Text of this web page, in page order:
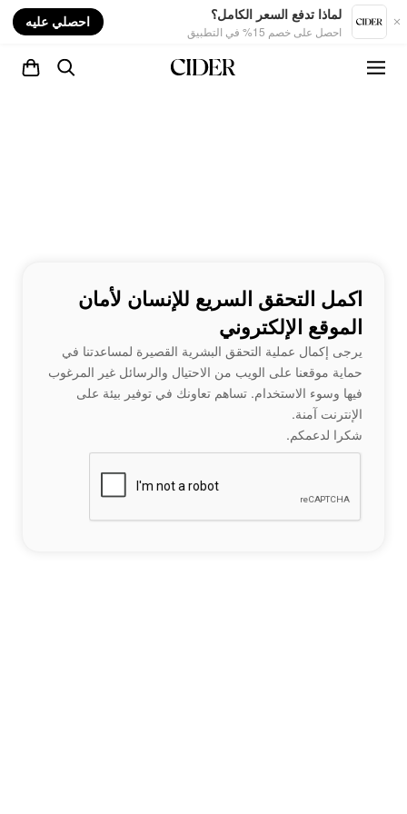
لماذا تدفع السعر الكامل؟
احصل على خصم 15% في التطبيق
احصلي عليه
اكمل التحقق السريع للإنسان لأمان
الموقع الإلكتروني
يرجى إكمال عملية التحقق البشرية القصيرة لمساعدتنا في
حماية موقعنا على الويب من الاحتيال والرسائل غير المرغوب
فيها وسوء الاستخدام. تساهم تعاونك في توفير بيئة على
الإنترنت آمنة.
شكرا لدعمكم.